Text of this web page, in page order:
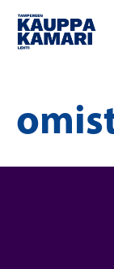
Siirry
sisältöön